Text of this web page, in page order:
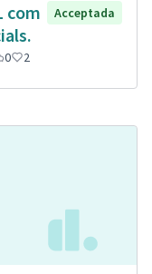
com
Acceptada
0 2